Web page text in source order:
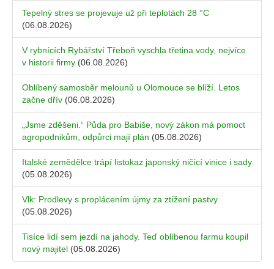
Tepelný stres se projevuje už při teplotách 28 °C
(06.08.2026)
V rybnících Rybářství Třeboň vyschla třetina vody, nejvíce
v historii firmy (06.08.2026)
Oblíbený samosběr melounů u Olomouce se blíží. Letos
začne dřív (06.08.2026)
„Jsme zděšeni.“ Půda pro Babiše, nový zákon má pomoct
agropodnikům, odpůrci mají plán (05.08.2026)
Italské zemědělce trápí listokaz japonský ničící vinice i sady
(05.08.2026)
Vlk: Prodlevy s proplácením újmy za ztížení pastvy
(05.08.2026)
Tisíce lidí sem jezdí na jahody. Teď oblíbenou farmu koupil
nový majitel (05.08.2026)